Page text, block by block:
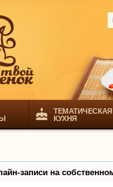
ТЕМАТИЧЕСКАЯ
КУХНЯ
записи на